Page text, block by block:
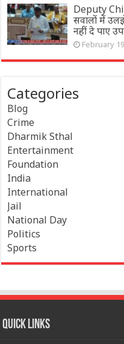
Deputy
सवालों में
नहीं दे पाए
February
Categories
Blog
Crime
Dharmik Sthal
Entertainment
Foundation
India
International
Jail
National Day
Politics
Sports
Quick Links